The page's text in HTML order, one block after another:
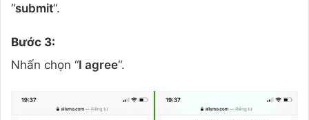
“submit“.
Bước 3:
Nhấn chọn “I agree“.